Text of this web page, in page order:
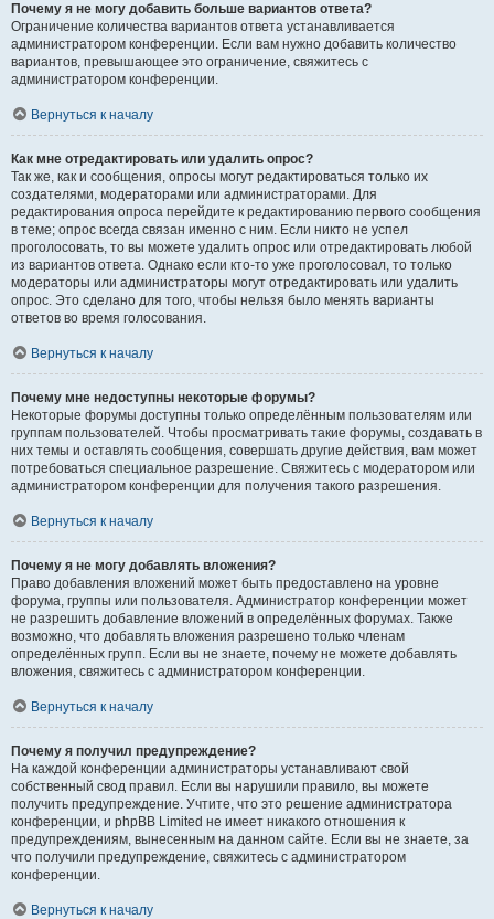
Почему я не могу добавить больше вариантов ответа?
Ограничение количества вариантов ответа устанавливается
администратором конференции. Если вам нужно добавить количество
вариантов, превышающее это ограничение, свяжитесь с
администратором конференции.
Вернуться к началу
Как мне отредактировать или удалить опрос?
Так же, как и сообщения, опросы могут редактироваться только их
создателями, модераторами или администраторами. Для
редактирования опроса перейдите к редактированию первого сообщения
в теме; опрос всегда связан именно с ним. Если никто не успел
проголосовать, то вы можете удалить опрос или отредактировать любой
из вариантов ответа. Однако если кто-то уже проголосовал, то только
модераторы или администраторы могут отредактировать или удалить
опрос. Это сделано для того, чтобы нельзя было менять варианты
ответов во время голосования.
Вернуться к началу
Почему мне недоступны некоторые форумы?
Некоторые форумы доступны только определённым пользователям или
группам пользователей. Чтобы просматривать такие форумы, создавать в
них темы и оставлять сообщения, совершать другие действия, вам может
потребоваться специальное разрешение. Свяжитесь с модератором или
администратором конференции для получения такого разрешения.
Вернуться к началу
Почему я не могу добавлять вложения?
Право добавления вложений может быть предоставлено на уровне
форума, группы или пользователя. Администратор конференции может
не разрешить добавление вложений в определённых форумах. Также
возможно, что добавлять вложения разрешено только членам
определённых групп. Если вы не знаете, почему не можете добавлять
вложения, свяжитесь с администратором конференции.
Вернуться к началу
Почему я получил предупреждение?
На каждой конференции администраторы устанавливают свой
собственный свод правил. Если вы нарушили правило, вы можете
получить предупреждение. Учтите, что это решение администратора
конференции, и phpBB Limited не имеет никакого отношения к
предупреждениям, вынесенным на данном сайте. Если вы не знаете, за
что получили предупреждение, свяжитесь с администратором
конференции.
Вернуться к началу